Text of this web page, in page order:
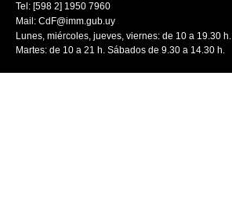
Tel: [598 2] 1950 7960
Mail: CdF@imm.gub.uy
Lunes, miércoles, jueves, viernes: de 10 a 19.30 h.
Martes: de 10 a 21 h. Sábados de 9.30 a 14.30 h.